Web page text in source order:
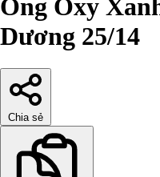
Ống Oxy
Dương 25/14
Chia sẻ